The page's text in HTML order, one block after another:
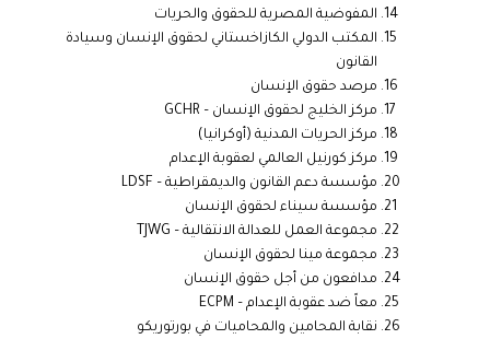
المفوضية المصرية للحقوق والحريات
المكتب الدولي الكازاخستاني لحقوق الإنسان وسيادة
القانون
مرصد حقوق الإنسان
مركز الخليج لحقوق الإنسان – GCHR
مركز الحريات المدنية (أوكرانيا)
مركز كورنيل العالمي لعقوبة الإعدام
مؤسسة دعم القانون والديمقراطية – LDSF
مؤسسة سيناء لحقوق الإنسان
مجموعة العمل للعدالة الانتقالية – TJWG
مجموعة مينا لحقوق الإنسان
مدافعون من أجل حقوق الإنسان
معاً ضد عقوبة الإعدام – ECPM
نقابة المحامين والمحاميات في بورتوريكو